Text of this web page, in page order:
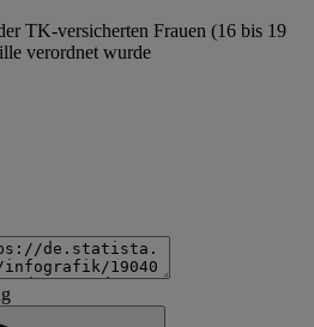
TK-versicherten Frauen (16 bis 19
verordnet wurde